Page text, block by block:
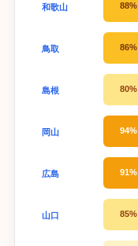
和歌山 88%
鳥取 86%
島根 80%
岡山 94%
広島 91%
山口 85%